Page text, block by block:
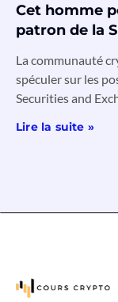
Cet homme
patron de la
La communauté
spéculer sur les
Securities and
Lire la suite »